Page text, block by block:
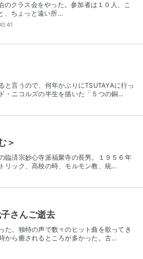
のクラス会をやった。参加者は１０人、こ
、ちょっと遠い所…
と言うので、何年かぶりにTSUTAYAに行っ
・ニコルズの半生を描いた「５つの銅…
＞
臨済宗妙心寺派福聚寺の長男。１９５６年
リック、高校の時、モルモン教、統…
さんご逝去
た。独特の声で数々のヒット曲を歌ってき
から癒されるところが多かった。古…